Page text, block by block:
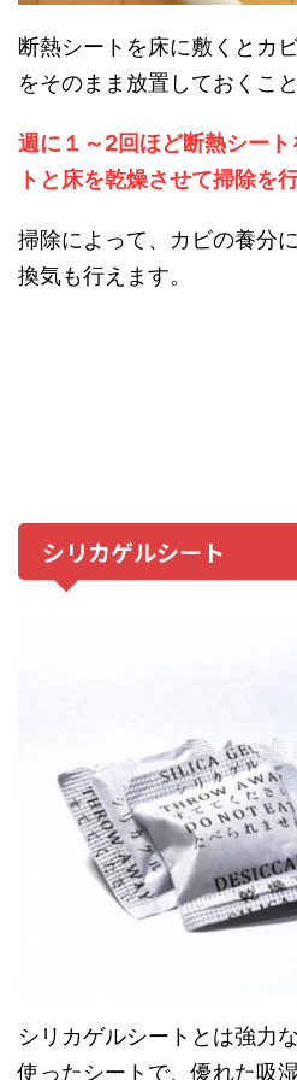
断熱シートを床に敷くとカ
をそのまま放置しておくこ
週に１～2回ほど断熱シー
トと床を乾燥させて掃除を
掃除によって、カビの養分
換気も行えます。
シリカゲルシート
シリカゲルシートとは強力
使ったシートで、優れた吸